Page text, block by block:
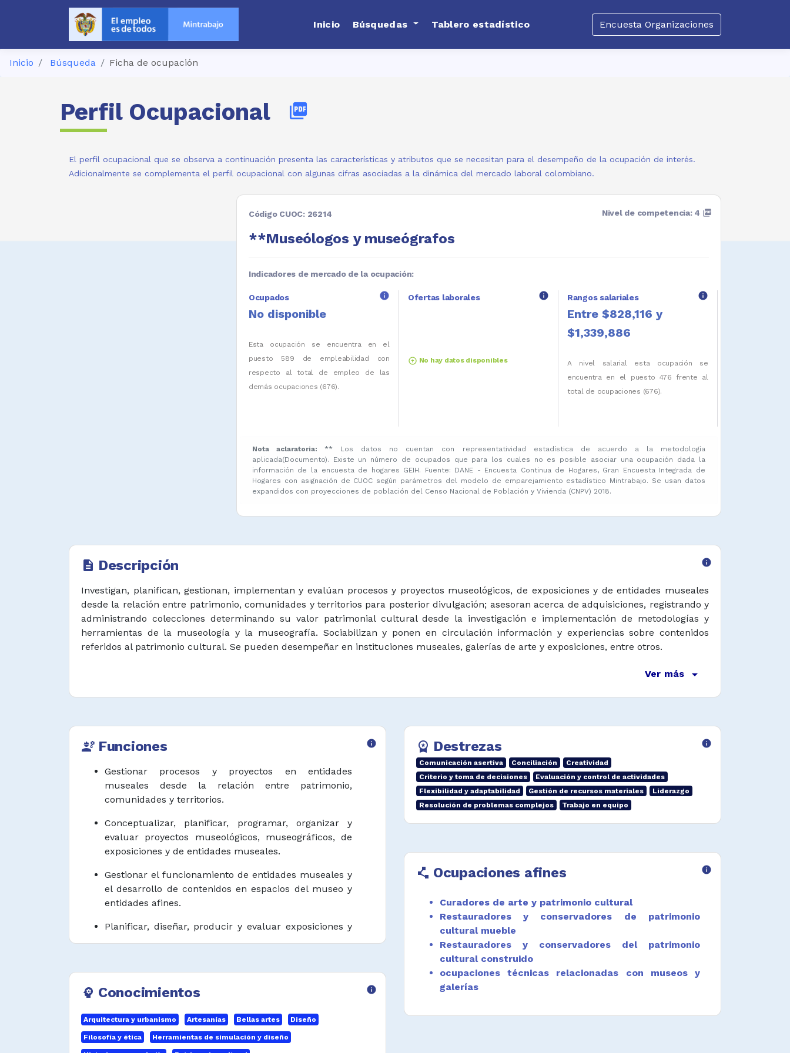
Inicio Búsquedas Tablero estadístico Encuesta Organizaciones
Inicio Búsqueda Ficha de ocupación
Perfil Ocupacional picture_as_pdf
El perfil ocupacional que se observa a continuación presenta las características y atributos que se necesitan para el desempeño de la ocupación de interés.
Adicionalmente se complementa el perfil ocupacional con algunas cifras asociadas a la dinámica del mercado laboral colombiano.
Código CUOC: 26214
**Museólogos y museógrafos
Nivel de competencia: 4 picture_as_pdf
Indicadores de mercado de la ocupación:
Ocupados info
No disponible
Esta ocupación se encuentra en el
puesto 589 de empleabilidad con
respecto al total de empleo de las
demás ocupaciones (676).
Ofertas laborales info
arrow_circle_up No hay datos disponibles
Rangos salariales info
Entre $828,116 y
$1,339,886
A nivel salarial esta ocupación se
encuentra en el puesto 476 frente al
total de ocupaciones (676).
Nota aclaratoria: ** Los datos no cuentan con representatividad estadística de acuerdo a la metodología
aplicada(Documento). Existe un número de ocupados que para los cuales no es posible asociar una ocupación dada la
información de la encuesta de hogares GEIH. Fuente: DANE - Encuesta Continua de Hogares, Gran Encuesta Integrada de
Hogares con asignación de CUOC según parámetros del modelo de emparejamiento estadístico Mintrabajo. Se usan datos
expandidos con proyecciones de población del Censo Nacional de Población y Vivienda (CNPV) 2018.
description Descripción info
Investigan, planifican, gestionan, implementan y evalúan procesos y proyectos museológicos, de exposiciones y de entidades museales
desde la relación entre patrimonio, comunidades y territorios para posterior divulgación; asesoran acerca de adquisiciones, registrando y
administrando colecciones determinando su valor patrimonial cultural desde la investigación e implementación de metodologías y
herramientas de la museología y la museografía. Sociabilizan y ponen en circulación información y experiencias sobre contenidos
referidos al patrimonio cultural. Se pueden desempeñar en instituciones museales, galerías de arte y exposiciones, entre otros.
Ver más arrow_drop_down
engineering Funciones info
Gestionar procesos y proyectos en entidades
museales desde la relación entre patrimonio,
comunidades y territorios.
Conceptualizar, planificar, programar, organizar y
evaluar proyectos museológicos, museográficos, de
exposiciones y de entidades museales.
Gestionar el funcionamiento de entidades museales y
el desarrollo de contenidos en espacios del museo y
entidades afines.
Planificar, diseñar, producir y evaluar exposiciones y
entidades museales.
comunidades en el marco de proyectos museológicos
Desarrollar experiencias significativas y productos
educativos relacionados con la apropiación social del
psychology Conocimientos info
Arquitectura y urbanismo Artesanías Bellas artes Diseño
Filosofía y ética Herramientas de simulación y diseño
workspace_premium Destrezas info
Comunicación asertiva Conciliación
Creatividad
Criterio y toma de decisiones
Evaluación y control de actividades
Flexibilidad y adaptabilidad
Gestión de recursos materiales
Liderazgo
Resolución de problemas complejos
Trabajo en equipo
polyline Ocupaciones afines info
Curadores de arte y patrimonio cultural
Restauradores y conservadores de patrimonio
cultural mueble
Restauradores y conservadores del patrimonio
cultural construido
ocupaciones técnicas relacionadas con museos y
galerías